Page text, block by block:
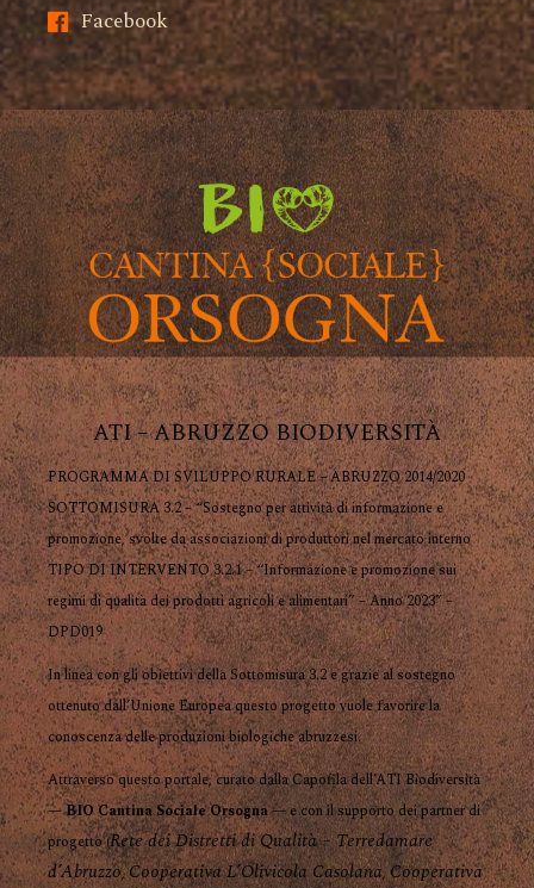
Facebook
ATI – ABRUZZO BIODIVERSITÀ
PROGRAMMA DI SVILUPPO RURALE – ABRUZZO 2014/2020
SOTTOMISURA 3.2 – “Sostegno per attività di informazione e
promozione, svolte da associazioni di produttori nel mercato interno
TIPO DI INTERVENTO 3.2.1 – “Informazione e promozione sui
regimi di qualità dei prodotti agricoli e alimentari” – Anno 2023” –
DPD019
In linea con gli obiettivi della Sottomisura 3.2 e grazie al sostegno
ottenuto dall’Unione Europea questo progetto vuole favorire la
conoscenza delle produzioni biologiche abruzzesi.
Attraverso questo portale, curato dalla Capofila dell’ATI Biodiversità
—BIO Cantina Sociale Orsogna— e con il supporto dei partner di
progetto (Rete dei Distretti di Qualità – Terredamare
d’Abruzzo,Cooperativa L’Olivicola Casolana,Cooperativa